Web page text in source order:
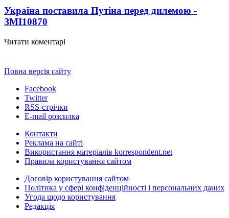
Україна поставила Путіна перед дилемою -
ЗМІ10870
Читати коментарі
Повна версія сайту
Facebook
Twitter
RSS-стрічки
E-mail розсилка
Контакти
Реклама на сайті
Використання матеріалів korrespondent.net
Правила користування сайтом
Договір користування сайтом
Політика у сфері конфіденційності і персональних даних
Угода щодо користування
Редакція